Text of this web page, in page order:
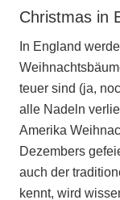
Christmas in
In England
teuer sind (ja,
alle Nadeln
Amerika
Dezembers
auch der
kennt, wird